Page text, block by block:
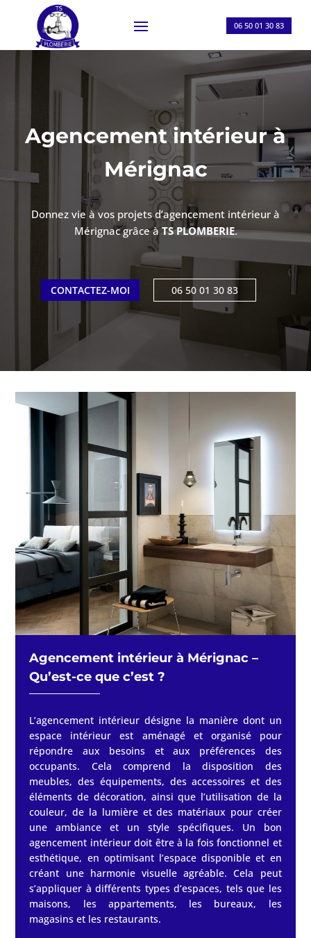
06 50 01 30 83
Agencement intérieur à
Mérignac
Donnez vie à vos projets d’agencement intérieur à
Mérignac grâce àTS PLOMBERIE.
CONTACTEZ-MOI 06 50 01 30 83
Agencement intérieur à Mérignac–
Qu’est-ce que c’est ?
L’agencement intérieur désigne la manière dont un
espace intérieur est aménagé et organisé pour
répondre aux besoins et aux préférences des
occupants. Cela comprend la disposition des
meubles, des équipements, des accessoires et des
éléments de décoration, ainsi que l’utilisation de la
couleur, de la lumière et des matériaux pour créer
une ambiance et un style spécifiques. Un bon
agencement intérieur doit être à la fois fonctionnel et
esthétique, en optimisant l’espace disponible et en
créant une harmonie visuelle agréable. Cela peut
s’appliquer à différents types d’espaces, tels que les
maisons, les appartements, les bureaux, les
magasins et les restaurants.